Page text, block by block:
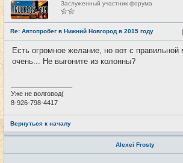
е
в
с
е
Заслуженный участник форума
Re: Автопробег в Нижний Новгород в 2015 году
Есть огромное желание, но вот с
очень... Не выгоните из колонны?
Уже не волговод(
8-926-798-4417
Вернуться к началу
Alexei Frosty